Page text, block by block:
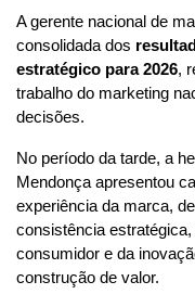
A gerente nacional de
consolidada dos
estratégico para 2026,
trabalho do marketing
decisões.
No período da tarde, a
Mendonça apresentou
experiência da marca,
consistência
consumidor e da
construção de valor.